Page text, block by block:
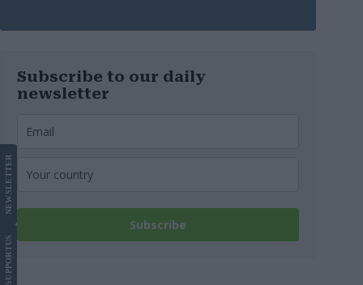
Subscribe to our daily
newsletter
Subscribe
SUPPORT
US
NEWS
LETTER